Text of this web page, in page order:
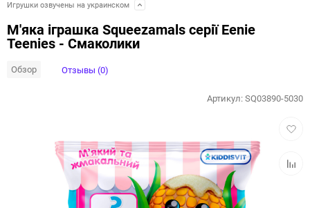
Игрушки озвучены на украинском
М'яка іграшка Squeezamals серії Eenie
Teenies - Смаколики
Обзор Отзывы (0)
Артикул:SQ03890-5030